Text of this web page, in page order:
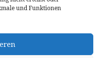
und Funktionen